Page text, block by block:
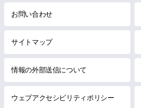
お問い合わせ
サイトマップ
情報の外部送信について
ウェブアクセシビリティポリシー